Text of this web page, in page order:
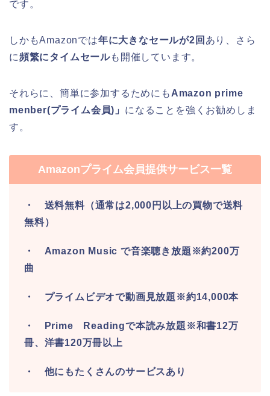
です。
しかもAmazonでは年に大きなセールが2回 あり、さら
に頻繁にタイムセールも開催しています。
それらに、簡単に参加するためにも Amazon prime
menber(プライム会員)」 になることを強くお勧めしま
す。
Amazonプライム会員提供サービス一覧
・ 送料無料（通常は2,000円以上の買物で送料
無料）
・ Amazon Music で音楽聴き放題※約200万
曲
・ プライムビデオで動画見放題※約14,000本
・ Prime Readingで本読み放題※和書12万
冊、洋書120万冊以上
・ 他にもたくさんのサービスあり